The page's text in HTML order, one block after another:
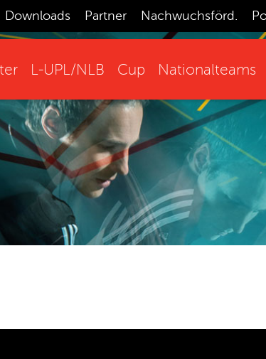
Downloads Partner Nachwuchsförd.
L-UPL/NLB Cup Nationalteams